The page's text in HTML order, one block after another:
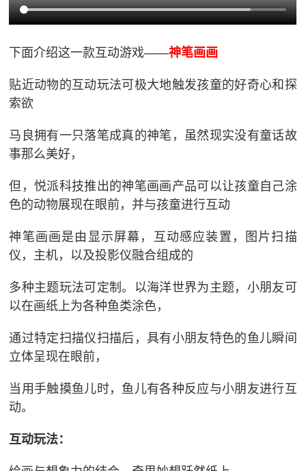
下面介绍这一款互动游戏——神笔画画
贴近动物的互动玩法可极大地触发孩童的好奇心和探
索欲
马良拥有一只落笔成真的神笔，虽然现实没有童话故
事那么美好，
但，悦派科技推出的神笔画画产品可以让孩童自己涂
色的动物展现在眼前，并与孩童进行互动
神笔画画是由显示屏幕，互动感应装置，图片扫描
仪，主机，以及投影仪融合组成的
多种主题玩法可定制。以海洋世界为主题，小朋友可
以在画纸上为各种鱼类涂色，
通过特定扫描仪扫描后，具有小朋友特色的鱼儿瞬间
立体呈现在眼前，
当用手触摸鱼儿时，鱼儿有各种反应与小朋友进行互
动。
互动玩法：